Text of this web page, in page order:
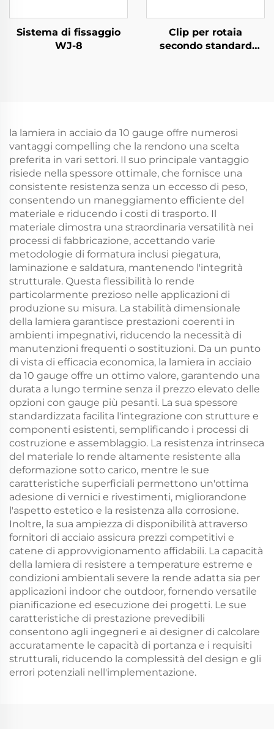
Sistema di fissaggio
WJ-8
Clip per rotaia
secondo standard
la lamiera in acciaio da 10 gauge offre numerosi
vantaggi compelling che la rendono una scelta
preferita in vari settori. Il suo principale vantaggio
risiede nella spessore ottimale, che fornisce una
consistente resistenza senza un eccesso di peso,
consentendo un maneggiamento efficiente del
materiale e riducendo i costi di trasporto. Il
materiale dimostra una straordinaria versatilità nei
processi di fabbricazione, accettando varie
metodologie di formatura inclusi piegatura,
laminazione e saldatura, mantenendo l'integrità
strutturale. Questa flessibilità lo rende
particolarmente prezioso nelle applicazioni di
produzione su misura. La stabilità dimensionale
della lamiera garantisce prestazioni coerenti in
ambienti impegnativi, riducendo la necessità di
manutenzioni frequenti o sostituzioni. Da un punto
di vista di efficacia economica, la lamiera in acciaio
da 10 gauge offre un ottimo valore, garantendo una
durata a lungo termine senza il prezzo elevato delle
opzioni con gauge più pesanti. La sua spessore
standardizzata facilita l'integrazione con strutture e
componenti esistenti, semplificando i processi di
costruzione e assemblaggio. La resistenza intrinseca
del materiale lo rende altamente resistente alla
deformazione sotto carico, mentre le sue
caratteristiche superficiali permettono un'ottima
adesione di vernici e rivestimenti, migliorandone
l'aspetto estetico e la resistenza alla corrosione.
Inoltre, la sua ampiezza di disponibilità attraverso
fornitori di acciaio assicura prezzi competitivi e
catene di approvvigionamento affidabili. La capacità
della lamiera di resistere a temperature estreme e
condizioni ambientali severe la rende adatta sia per
applicazioni indoor che outdoor, fornendo versatile
pianificazione ed esecuzione dei progetti. Le sue
caratteristiche di prestazione prevedibili
consentono agli ingegneri e ai designer di calcolare
accuratamente le capacità di portanza e i requisiti
strutturali, riducendo la complessità del design e gli
errori potenziali nell'implementazione.